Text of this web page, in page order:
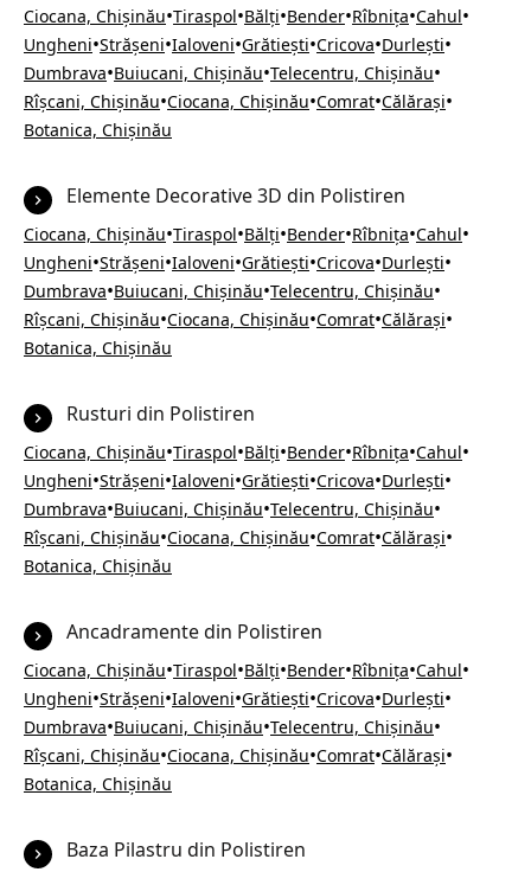
Ciocana, Chișinău•Tiraspol•Bălți•Bender•Rîbnița•Cahul•
Ungheni•Strășeni•Ialoveni•Grătiești•Cricova•Durlești•
Dumbrava•Buiucani, Chișinău•Telecentru, Chișinău•
Rîșcani, Chișinău•Ciocana, Chișinău•Comrat•Călărași•
Botanica, Chișinău
Elemente Decorative 3D din Polistiren
Ciocana, Chișinău•Tiraspol•Bălți•Bender•Rîbnița•Cahul•
Ungheni•Strășeni•Ialoveni•Grătiești•Cricova•Durlești•
Dumbrava•Buiucani, Chișinău•Telecentru, Chișinău•
Rîșcani, Chișinău•Ciocana, Chișinău•Comrat•Călărași•
Botanica, Chișinău
Rusturi din Polistiren
Ciocana, Chișinău•Tiraspol•Bălți•Bender•Rîbnița•Cahul•
Ungheni•Strășeni•Ialoveni•Grătiești•Cricova•Durlești•
Dumbrava•Buiucani, Chișinău•Telecentru, Chișinău•
Rîșcani, Chișinău•Ciocana, Chișinău•Comrat•Călărași•
Botanica, Chișinău
Ancadramente din Polistiren
Ciocana, Chișinău•Tiraspol•Bălți•Bender•Rîbnița•Cahul•
Ungheni•Strășeni•Ialoveni•Grătiești•Cricova•Durlești•
Dumbrava•Buiucani, Chișinău•Telecentru, Chișinău•
Rîșcani, Chișinău•Ciocana, Chișinău•Comrat•Călărași•
Botanica, Chișinău
Baza Pilastru din Polistiren